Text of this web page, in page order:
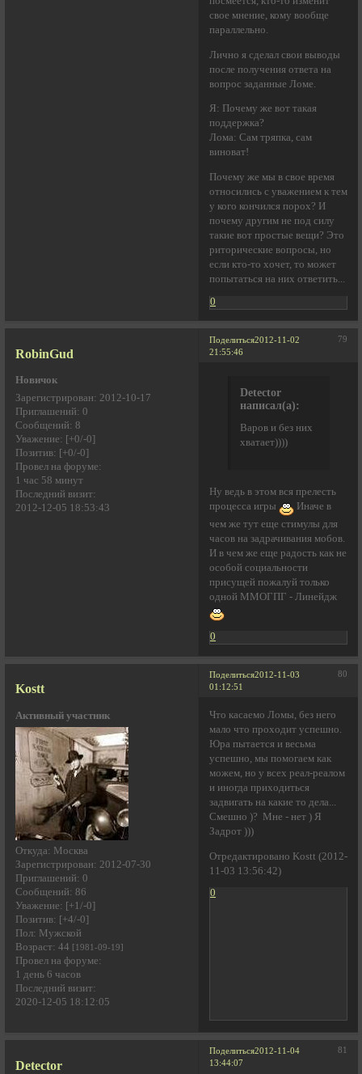
свое мнение, кому вообще
параллельно.
Лично я сделал свои выводы
после получения ответа на
вопрос заданные Ломе.
Я: Почему же вот такая
поддержка?
Лома: Сам тряпка, сам
виноват!
Почему же мы в свое время
относились с уважением к тем
у кого кончился порох? И
почему другим не под силу
такие вот простые вещи? Это
риторические вопросы, но
если кто-то хочет, то может
попытаться на них ответить...
0
Поделиться 79
2012-11-02
21:55:46
RobinGud
Новичок
Зарегистрирован: 2012-10-17
Приглашений: 0
Сообщений: 8
Уважение: [+0/-0]
Позитив: [+0/-0]
Провел на форуме:
1 час 58 минут
Последний визит:
2012-12-05 18:53:43
Detector
написал(а):
Варов и без них
хватает))))
Ну ведь в этом вся прелесть
процесса игры
Иначе в
чем же тут еще стимулы для
часов на задрачивания мобов.
И в чем же еще радость как не
особой социальности
присущей пожалуй только
одной ММОГПГ - Линейдж
0
Поделиться 80
2012-11-03
01:12:51
Kostt
Активный участник
Откуда: Москва
Зарегистрирован: 2012-07-30
Приглашений: 0
Сообщений: 86
Уважение: [+1/-0]
Позитив: [+4/-0]
Пол: Мужской
Возраст: 44 [1981-09-19]
Провел на форуме:
1 день 6 часов
Последний визит:
2020-12-05 18:12:05
Что касаемо Ломы, без него
мало что проходит успешно.
Юра пытается и весьма
успешно, мы помогаем как
можем, но у всех реал-реалом
и иногда приходиться
задвигать на какие то дела...
Смешно )? Мне - нет ) Я
Задрот )))
Отредактировано Kostt (2012-
11-03 13:56:42)
0
Поделиться 81
2012-11-04
13:44:07
Detector